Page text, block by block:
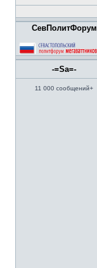
СевПолитФорум
-=Sa=-
11 000 сообщений+